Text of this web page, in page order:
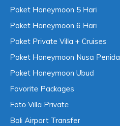
Paket Honeymoon 5 Hari
Paket Honeymoon 6 Hari
Paket Private Villa + Cruises
Paket Honeymoon Nusa Penida
Paket Honeymoon Ubud
Favorite Packages
Foto Villa Private
Bali Airport Transfer